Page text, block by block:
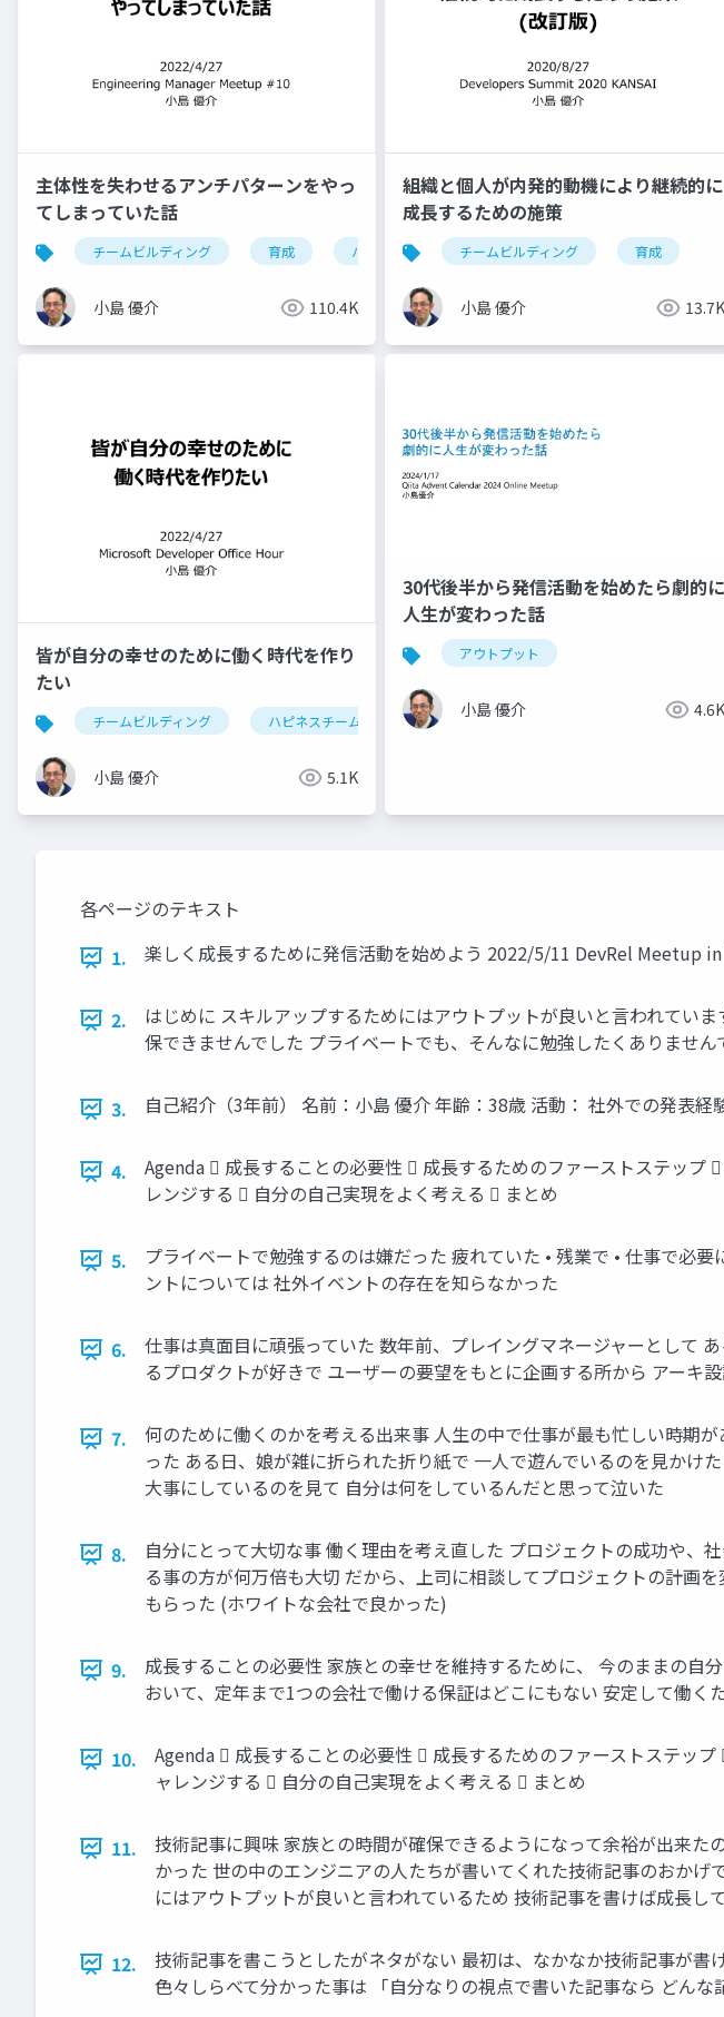
主体性を失わせるアンチパターンをやっ
てしまっていた話
チームビルディング 育成 ハピネスチームビルディング
小島 優介 110.4K
組織と個人が内発的動機により継続的に
成長するための施策
チームビルディング 育成
小島 優介 13.7K
皆が自分の幸せのために働く時代を作り
たい
チームビルディング ハピネスチームビルディング 育成
小島 優介 5.1K
30代後半から発信活動を始めたら劇的に
人生が変わった話
アウトプット
小島 優介 4.6K
各ページのテキスト
1.
楽しく成長するために発信活動を始めよう 2022/5/11 DevRel Meetup
2.
はじめに スキルアップするためにはアウトプットが良いと言われてい
保できませんでした プライベートでも、そんなに勉強したくありませ
3. 自己紹介（3年前） 名前：小島 優介 年齢：38歳 活動： 社外での発表
4.
Agenda  成長することの必要性  成長するためのファーストステッ
レンジする  自分の自己実現をよく考える  まとめ
5.
プライベートで勉強するのは嫌だった 疲れていた • 残業で • 仕事で必
ントについては 社外イベントの存在を知らなかった
6.
仕事は真面目に頑張っていた 数年前、プレイングマネージャーとして
るプロダクトが好きで ユーザーの要望をもとに企画する所から アーキ
7.
何のために働くのかを考える出来事 人生の中で仕事が最も忙しい時期
った ある日、娘が雑に折られた折り紙で 一人で遊んでいるのを見かけ
大事にしているのを見て 自分は何をしているんだと思って泣いた
8.
自分にとって大切な事 働く理由を考え直した プロジェクトの成功や、
る事の方が何万倍も大切 だから、上司に相談してプロジェクトの計画
もらった (ホワイトな会社で良かった)
9.
成長することの必要性 家族との幸せを維持するために、 今のままの自
おいて、定年まで1つの会社で働ける保証はどこにもない 安定して働
10.
Agenda  成長することの必要性  成長するためのファーストステッ
ャレンジする  自分の自己実現をよく考える  まとめ
11.
技術記事に興味 家族との時間が確保できるようになって余裕が出来
かった 世の中のエンジニアの人たちが書いてくれた技術記事のおか
にはアウトプットが良いと言われているため 技術記事を書けば成長し
12.
技術記事を書こうとしたがネタがない 最初は、なかなか技術記事が
色々しらべて分かった事は 「自分なりの視点で書いた記事なら どんな